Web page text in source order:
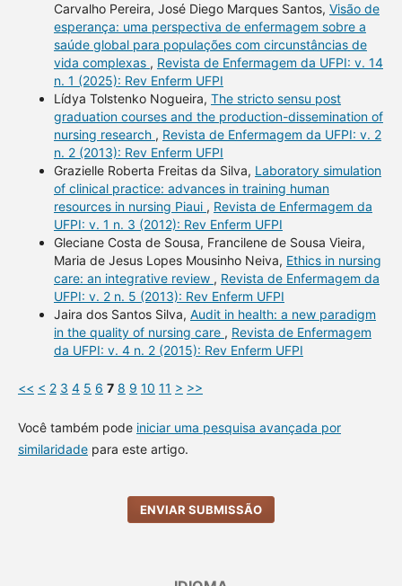
Carvalho Pereira, José Diego Marques Santos, Visão de
esperança: uma perspectiva de enfermagem sobre a
saúde global para populações com circunstâncias de
vida complexas , Revista de Enfermagem da UFPI: v. 14
n. 1 (2025): Rev Enferm UFPI
Lídya Tolstenko Nogueira, The stricto sensu post
graduation courses and the production-dissemination of
nursing research , Revista de Enfermagem da UFPI: v. 2
n. 2 (2013): Rev Enferm UFPI
Grazielle Roberta Freitas da Silva, Laboratory simulation
of clinical practice: advances in training human
resources in nursing Piaui , Revista de Enfermagem da
UFPI: v. 1 n. 3 (2012): Rev Enferm UFPI
Gleciane Costa de Sousa, Francilene de Sousa Vieira,
Maria de Jesus Lopes Mousinho Neiva, Ethics in nursing
care: an integrative review , Revista de Enfermagem da
UFPI: v. 2 n. 5 (2013): Rev Enferm UFPI
Jaira dos Santos Silva, Audit in health: a new paradigm
in the quality of nursing care , Revista de Enfermagem
da UFPI: v. 4 n. 2 (2015): Rev Enferm UFPI
<< < 2 3 4 5 6 7 8 9 10 11 > >>
Você também pode iniciar uma pesquisa avançada por
similaridadepara este artigo.
ENVIAR SUBMISSÃO